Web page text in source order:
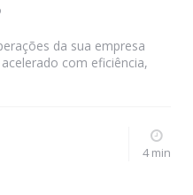
da sua empresa
com eficiência,
4 min